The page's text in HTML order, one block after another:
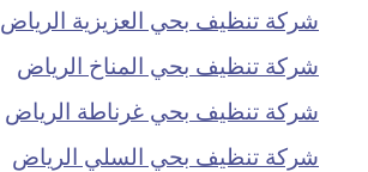
شركة تنظيف بحي العزيزية الرياض
شركة تنظيف بحي المناخ الرياض
شركة تنظيف بحي غرناطة الرياض
شركة تنظيف بحي السلي الرياض